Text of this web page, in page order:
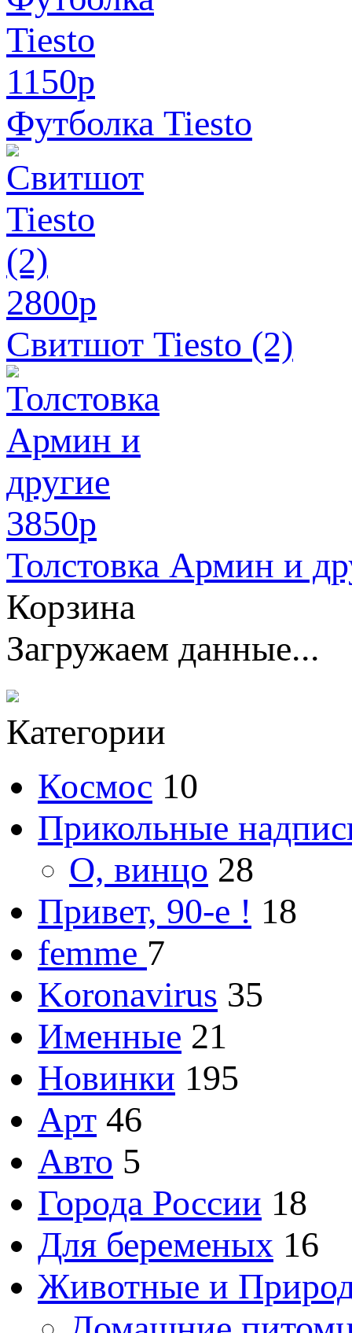
1150p
Футболка Tiesto
2800p
Свитшот Tiesto (2)
3850p
Толстовка Армин и
Корзина
Загружаем данные...
Категории
Космос 10
Прикольные
О, винцо 28
Привет, 90-е ! 18
femme 7
Koronavirus 35
Именные 21
Новинки 195
Арт 46
Авто 5
Города России 18
Для беременых 16
Животные и